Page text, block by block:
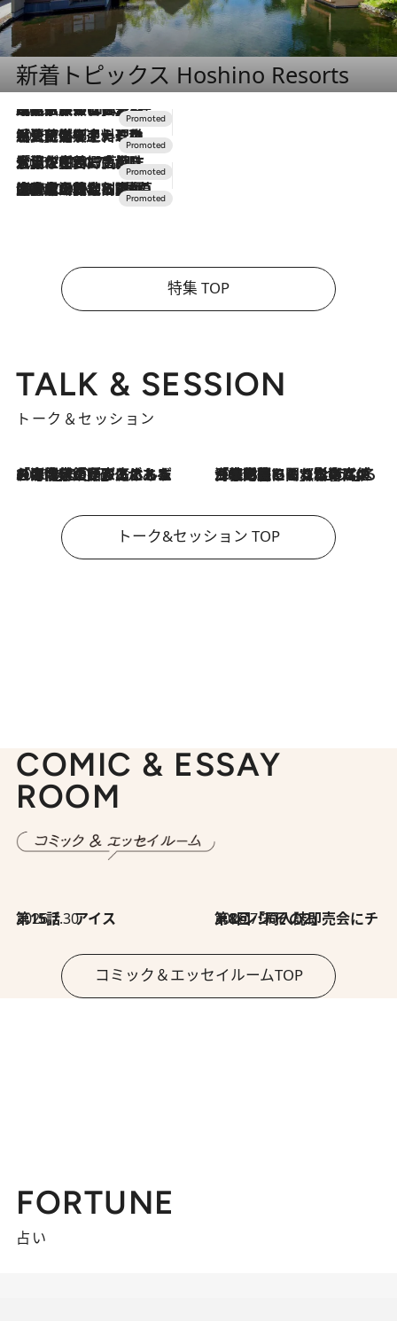
新着トピックス Hoshino Resorts
2026.7.31
【ホテル帰省】という選択肢をOMOが提案。家族とほどよい距離を保つには「昼は実家、夜は気兼ねなくホテルで！」
2026.7.24
【夏限定ディナーコース】旬を迎える稚鮎や花ズッキーニなどをイタリア・トスカーナの郷土料理の手法で満喫！
2026.7.17
「土佐和ハーブかき氷」がOMO7高知に登場！生姜、山椒、大葉など目にも舌にも涼を呼ぶ郷土の味
2026.7.10
NEW OPEN！【界 草津】名湯の地に誕生。趣の異なる2種の温泉と上州ならではの会席・蕎麦割烹など美食を味わう究極の癒やし旅
特集 TOP
TALK & SESSION
トーク＆セッション
2026.8.3
「今後値上げがあるとすれば…」「リスクがあるのは今年の冬」エネルギー専門家が語る、ホルムズ海峡封鎖が家庭にもたらす“ある心配” 2026.8.3
「住宅建てられない…」「サーチャージ料の高値が続いている」ホルムズ海峡封鎖による影響はいつまで続く？《エネルギー専門家に聞く“どうなる日本の暮らし”》
トーク&セッション TOP
COMIC & ESSAY
ROOM
2026.7.30
第15話 アイス 2026.7.30
第8回「同人誌即売会にチャレンジ その2」
コミック＆エッセイルームTOP
FORTUNE
占い